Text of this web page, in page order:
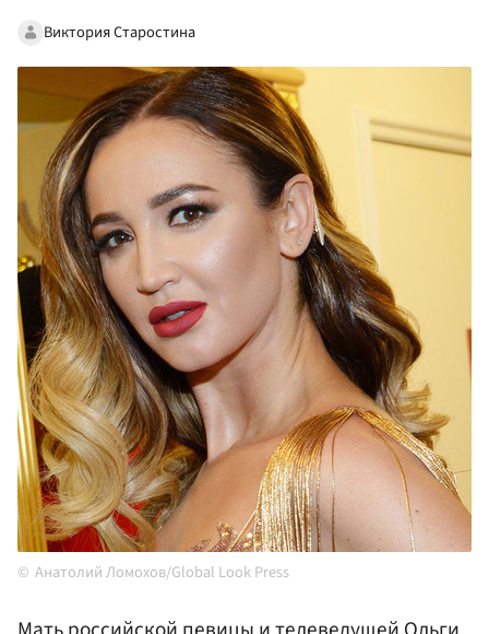
Виктория Старостина
Анатолий Ломохов/Global Look Press